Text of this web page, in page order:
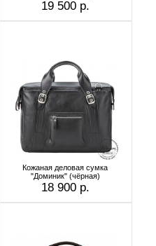
19 500 р.
Кожаная деловая сумка
"Доминик" (чёрная)
18 900 р.